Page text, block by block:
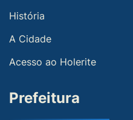
História
A Cidade
Acesso ao Holerite
Prefeitura